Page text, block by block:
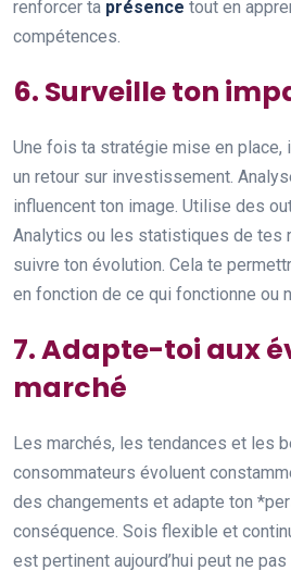
renforcer ta présence tout en
compétences.
6. Surveille ton
Une fois ta stratégie mise en place,
un retour sur investissement.
influencent ton image. Utilise des
Analytics ou les statistiques de tes
suivre ton évolution. Cela te
en fonction de ce qui fonctionne ou
7. Adapte-toi aux
marché
Les marchés, les tendances et les
consommateurs évoluent
des changements et adapte ton
conséquence. Sois flexible et
est pertinent aujourd’hui peut ne pas